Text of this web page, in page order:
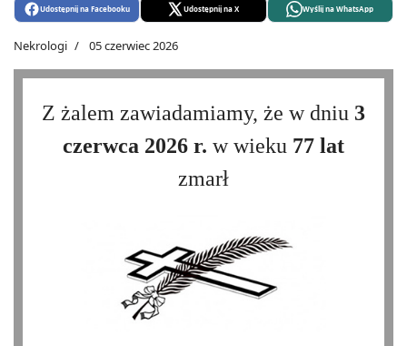
Udostępnij na Facebooku Udostępnij na X Wyślij na WhatsApp
Nekrologi 05 czerwiec 2026
Z żalem zawiadamiamy, że w dniu 3
czerwca 2026 r. w wieku 77 lat
zmarł